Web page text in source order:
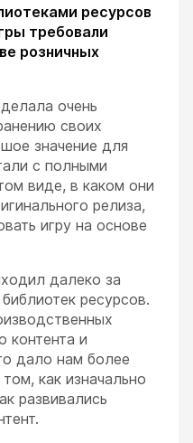
ресурсов
требовали
розничных
очень
своих
значение для
с полными
виде, в каком они
релиза,
игру на основе
далеко за
ресурсов.
контента и
дало нам более
как изначально
развивались